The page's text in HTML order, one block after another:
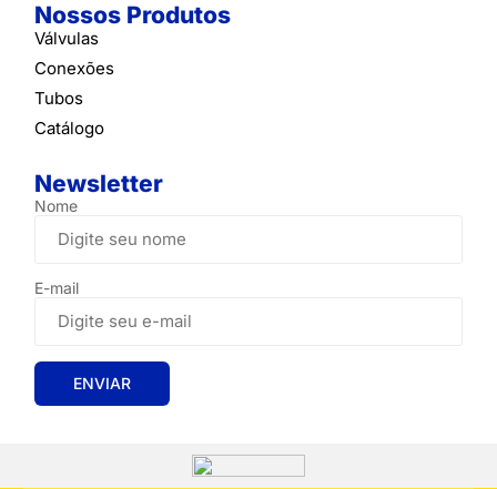
Nossos Produtos
Válvulas
Conexões
Tubos
Catálogo
Newsletter
Nome
E-mail